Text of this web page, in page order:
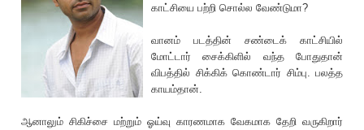
காட்சியை பற்றி சொல்ல வேண்டுமா?
வானம் படத்தின் சண்டைக் காட்சியில்
மோட்டார் சைக்கிளில் வந்த போதுதான்
விபத்தில் சிக்கிக் கொண்டார் சிம்பு. பலத்த
காயம்தான்.
ஆனாலும் சிகிச்சை மற்றும் ஓய்வு காரணமாக வேகமாக தேறி வருகிறார்